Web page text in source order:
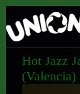
Hot Jazz
(Valencia)